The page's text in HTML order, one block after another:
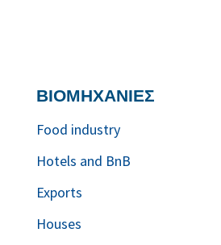
ΒΙΟΜΗΧΑΝΙΕΣ
Food industry
Hotels and BnB
Exports
Houses